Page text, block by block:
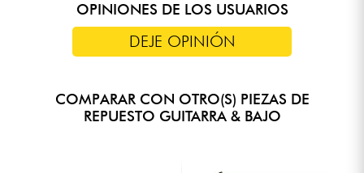
OPINIONES DE LOS USUARIOS
DEJE OPINIÓN
COMPARAR CON OTRO(S) PIEZAS DE
REPUESTO GUITARRA & BAJO